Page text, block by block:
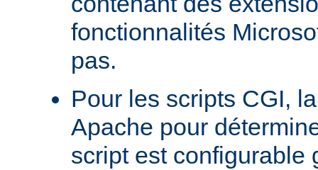
fonctionnalités
pas.
Pour les scripts CGI,
Apache pour
script est configurable